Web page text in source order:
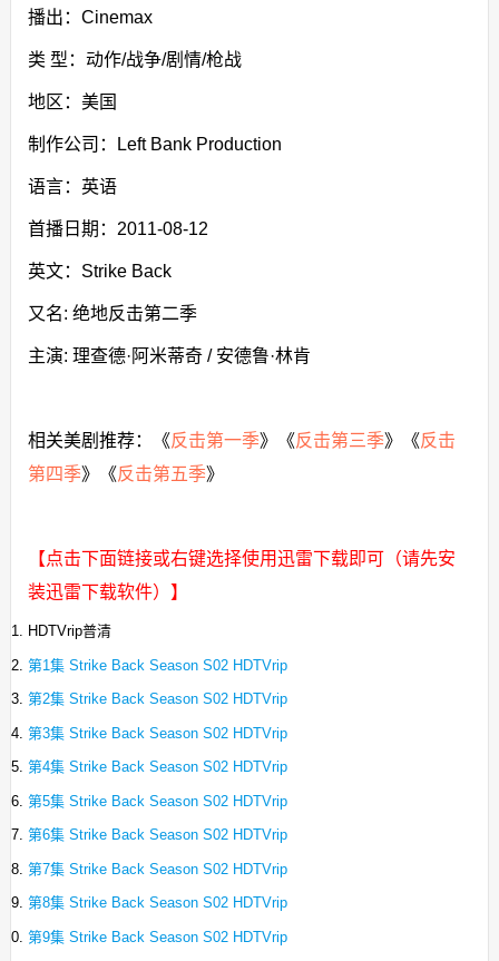
播出：Cinemax
类 型：动作/战争/剧情/枪战
地区：美国
制作公司：Left Bank Production
语言：英语
首播日期：2011-08-12
英文：Strike Back
又名: 绝地反击第二季
主演: 理查德·阿米蒂奇 / 安德鲁·林肯
相关美剧推荐：《反击第一季》《反击第三季》《反击
第四季》《反击第五季》
【点击下面链接或右键选择使用迅雷下载即可（请先安
装迅雷下载软件）】
HDTVrip普清
第1集 Strike Back Season S02 HDTVrip
第2集 Strike Back Season S02 HDTVrip
第3集 Strike Back Season S02 HDTVrip
第4集 Strike Back Season S02 HDTVrip
第5集 Strike Back Season S02 HDTVrip
第6集 Strike Back Season S02 HDTVrip
第7集 Strike Back Season S02 HDTVrip
第8集 Strike Back Season S02 HDTVrip
第9集 Strike Back Season S02 HDTVrip